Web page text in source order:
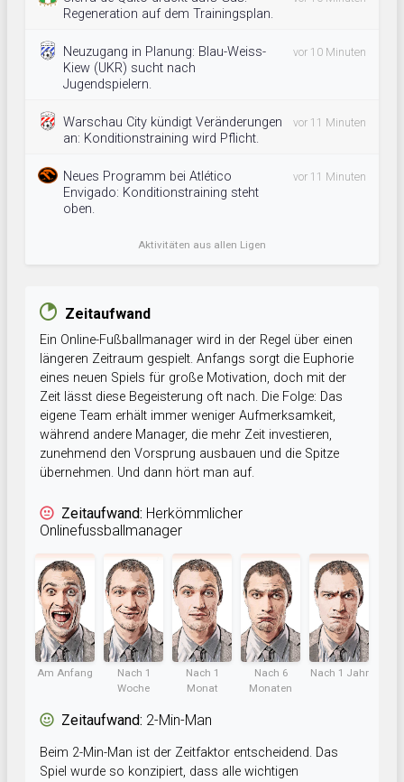
Regeneration auf dem Trainingsplan.
Neuzugang in Planung: Blau-Weiss-
Kiew (UKR) sucht nach
Jugendspielern.
vor 10 Minuten
Warschau City kündigt Veränderungen
an: Konditionstraining wird Pflicht.
vor 11 Minuten
Neues Programm bei Atlético
Envigado: Konditionstraining steht
oben.
vor 11 Minuten
Aktivitäten aus allen Ligen
Zeitaufwand
Ein Online-Fußballmanager wird in der Regel über einen
längeren Zeitraum gespielt. Anfangs sorgt die Euphorie
eines neuen Spiels für große Motivation, doch mit der
Zeit lässt diese Begeisterung oft nach. Die Folge: Das
eigene Team erhält immer weniger Aufmerksamkeit,
während andere Manager, die mehr Zeit investieren,
zunehmend den Vorsprung ausbauen und die Spitze
übernehmen. Und dann hört man auf.
Zeitaufwand: Herkömmlicher
Onlinefussballmanager
Am Anfang
Nach 1
Woche
Nach 1
Monat
Nach 6
Monaten
Nach 1 Jahr
Zeitaufwand: 2-Min-Man
Beim 2-Min-Man ist der Zeitfaktor entscheidend. Das
Spiel wurde so konzipiert, dass alle wichtigen